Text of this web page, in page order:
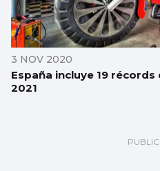
3 NOV 2020
España incluye 19 récords
2021